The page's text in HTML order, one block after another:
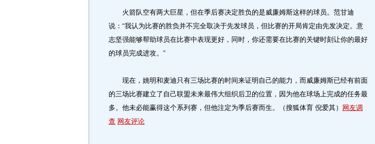
火箭队空有两大巨星，但在季后赛决定胜负的是威廉姆斯这样的球员。范甘迪
说：“我认为比赛的胜负并不完全取决于先发球员，但比赛的开局肯定由先发决定。意
志坚强能够帮助球员在比赛中表现更好，同时，你还需要在比赛的关键时刻让你的最好
的球员完成进攻。”
现在，姚明和麦迪只有三场比赛的时间来证明自己的能力，而威廉姆斯已经有前面
的三场比赛建立了自己联盟未来最伟大组织后卫的位置，因为他在球场上完成的任务最
多。他未必能赢得这个系列赛，但他注定为季后赛而生。（搜狐体育 倪爱其） 网友调
查 网友评论